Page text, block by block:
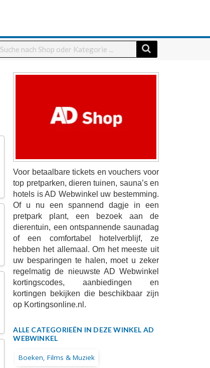
Voor betaalbare tickets en vouchers voor
top pretparken, dieren tuinen, sauna’s en
hotels is AD Webwinkel uw bestemming.
Of u nu een spannend dagje in een
pretpark plant, een bezoek aan de
dierentuin, een ontspannende saunadag
of een comfortabel hotelverblijf, ze
hebben het allemaal. Om het meeste uit
uw besparingen te halen, moet u zeker
regelmatig de nieuwste AD Webwinkel
kortingscodes, aanbiedingen en
kortingen bekijken die beschikbaar zijn
op Kortingsonline.nl.
ALLE CATEGORIEËN IN DEZE WINKEL AD
WEBWINKEL
Boeken, Films & Muziek